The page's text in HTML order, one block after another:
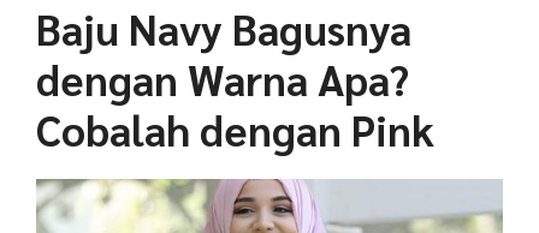
Baju Navy Bagusnya
dengan Warna Apa?
Cobalah dengan Pink